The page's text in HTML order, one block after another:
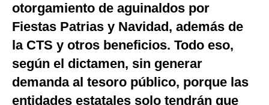
Tecnología
Mix
G de Gestión
otorgamiento de aguinaldos por
Fiestas Patrias y Navidad, además de
la CTS y otros beneficios. Todo eso,
según el dictamen, sin generar
demanda al tesoro público, porque las
entidades estatales solo tendrán que